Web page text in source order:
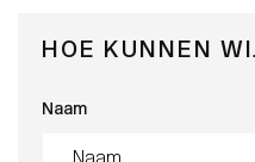
HOE KUNNEN
Naam